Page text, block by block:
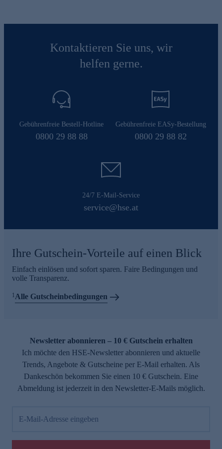
Kontaktieren Sie uns, wir
helfen gerne.
Gebührenfreie Bestell-Hotline
0800 29 88 88
Gebührenfreie EASy-Bestellung
0800 29 88 82
24/7 E-Mail-Service
service@hse.at
Ihre Gutschein-Vorteile auf einen Blick
Einfach einlösen und sofort sparen. Faire Bedingungen und
volle Transparenz.
1 Alle Gutscheinbedingungen
Newsletter abonnieren – 10 € Gutschein erhalten
Ich möchte den HSE-Newsletter abonnieren und aktuelle
Trends, Angebote & Gutscheine per E-Mail erhalten. Als
Dankeschön bekommen Sie einen 10 € Gutschein. Eine
Abmeldung ist jederzeit in den Newsletter-E-Mails möglich.
E-Mail-Adresse eingeben